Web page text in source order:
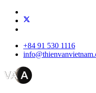
+84 91 530 1116